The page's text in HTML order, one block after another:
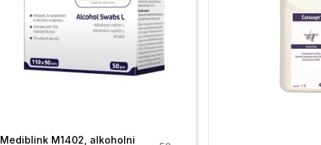
Mediblink M1402, alkoholni